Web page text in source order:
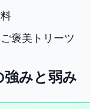
褒美トリーツ
みと弱み